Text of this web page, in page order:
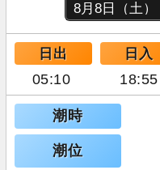
日出 日入
05:10 18:55
潮時
潮位